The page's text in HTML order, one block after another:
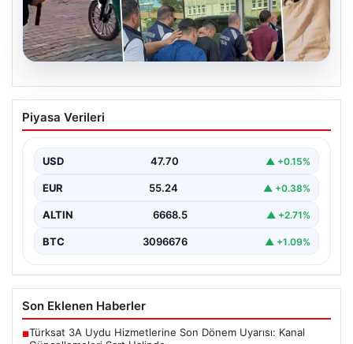
06.08.2026
Rapçi Keskin’e Klipte Silah Kullanımı
Nedeniyle Gözaltı Şoku
gerçekleştirdiği klip çekimi sırasında silah kullanımı…
Piyasa Verileri
USD 47.70 ▲ +0.15%
EUR 55.24 ▲ +0.38%
ALTIN 6668.5 ▲ +2.71%
BTC 3096676 ▲ +1.09%
Son Eklenen Haberler
■Türksat 3A Uydu Hizmetlerine Son Dönem Uyarısı: Kanal